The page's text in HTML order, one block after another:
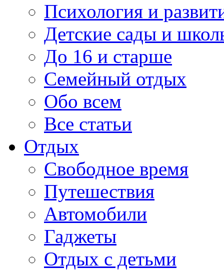
Психология и
Детские сады и
До 16 и старше
Семейный отдых
Обо всем
Все статьи
Отдых
Свободное время
Путешествия
Автомобили
Гаджеты
Отдых с детьми